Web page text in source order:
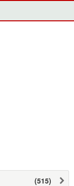
(515)